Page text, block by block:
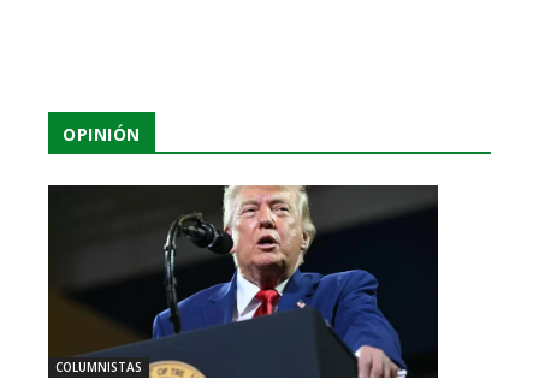
OPINIÓN
COLUMNISTAS